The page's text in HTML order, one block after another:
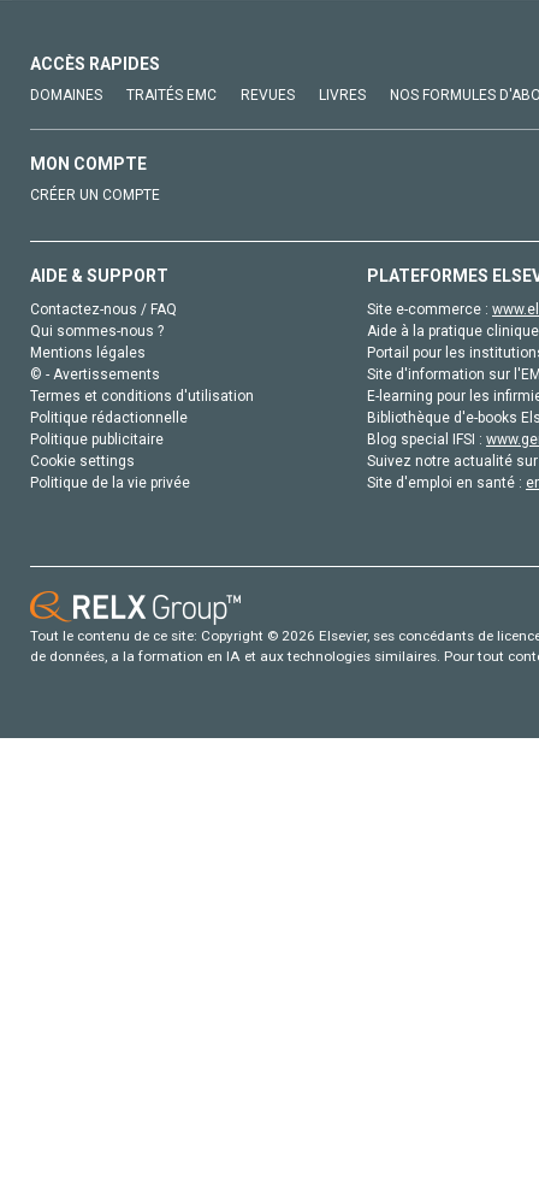
ACCÈS RAPIDES
DOMAINES TRAITÉS EMC REVUES LIVRES NOS FORMULES
MON COMPTE
CRÉER UN COMPTE
AIDE & SUPPORT
Contactez-nous / FAQ
Qui sommes-nous ?
Mentions légales
© - Avertissements
Termes et conditions d'utilisation
Politique rédactionnelle
Politique publicitaire
Cookie settings
Politique de la vie privée
PLATEFORMES
Site e-commerce :
Aide à la pratique
Portail pour les
Site d'information sur
E-learning pour les
Bibliothèque d'e-books
Blog special IFSI :
Suivez notre actualité
Site d'emploi en santé :
Tout le contenu de ce site: Copyright © 2026 Elsevier, ses concédants de
de données, a la formation en IA et aux technologies similaires. Pour tout